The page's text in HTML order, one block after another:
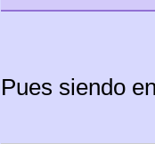
Pues siendo